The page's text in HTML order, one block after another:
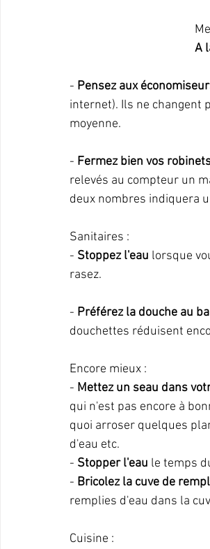
A
- Pensez aux
internet). Ils ne changent
moyenne.
- Fermez bien vos
relevés au compteur un
deux nombres indiquera
Sanitaires :
- Stoppez l'eau lorsque
rasez.
- Préférez la douche au
douchettes réduisent
Encore mieux :
- Mettez un seau dans
qui n'est pas encore à
quoi arroser quelques
d'eau etc.
- Stopper l'eau le temps
- Bricolez la cuve de
remplies d'eau dans la
Cuisine :